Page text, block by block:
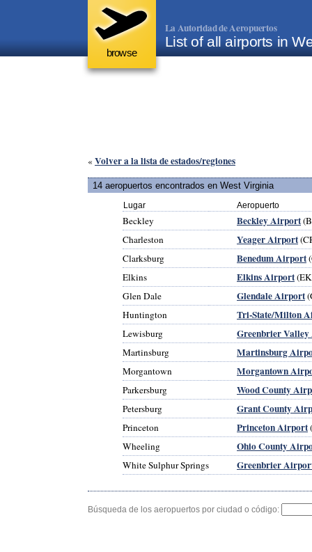
browse
La Autoridad de Aeropuertos
List of all airports in
« Volver a la lista de estados/regiones
14 aeropuertos encontrados en West Virginia
Lugar Aeropuerto
Beckley Beckley Airport
Charleston
Yeager Airport
Clarksburg
Benedum Airport
Elkins
Elkins Airport
Glen Dale
Glendale Airport
Huntington
Tri-State/Milton
Lewisburg Greenbrier
Martinsburg Martinsburg
Morgantown Morgantown
Parkersburg Wood County
Petersburg Grant County
Princeton Princeton Airport
Wheeling
Ohio County
White Sulphur Springs Greenbrier
Búsqueda de los aeropuertos por ciudad o código: